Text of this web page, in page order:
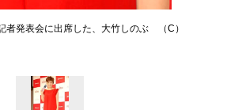
者発表会に出席した、大竹しのぶ （C）